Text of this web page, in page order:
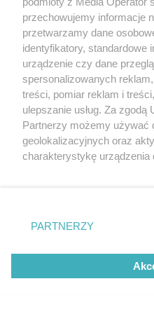
Tarnowskie Góry
Ruda Śląska
Świętochłowice
Tychy
Bytom
Katowice
Gliwice
Zabrze
Zagłębie
przechowujemy informacje
przetwarzamy dane
identyfikatory, standardowe
urządzenie czy dane
spersonalizowanych
treści, pomiar reklam i
ulepszanie usług. Za
Partnerzy możemy używać
geolokalizacyjnych oraz
charakterystykę urządzenia
zmienić/wycofać klikając
znajdujący się w lewym
rodzaje przetwarzania
użytkownika, ale masz
przetwarzaniu. Preferencje
PARTNERZY